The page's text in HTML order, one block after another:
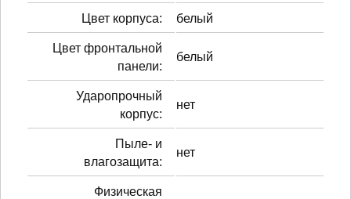
Цвет корпуса: белый
Цвет фронтальной
панели:
белый
Ударопрочный
корпус:
нет
Пыле- и
влагозащита:
нет
Физическая